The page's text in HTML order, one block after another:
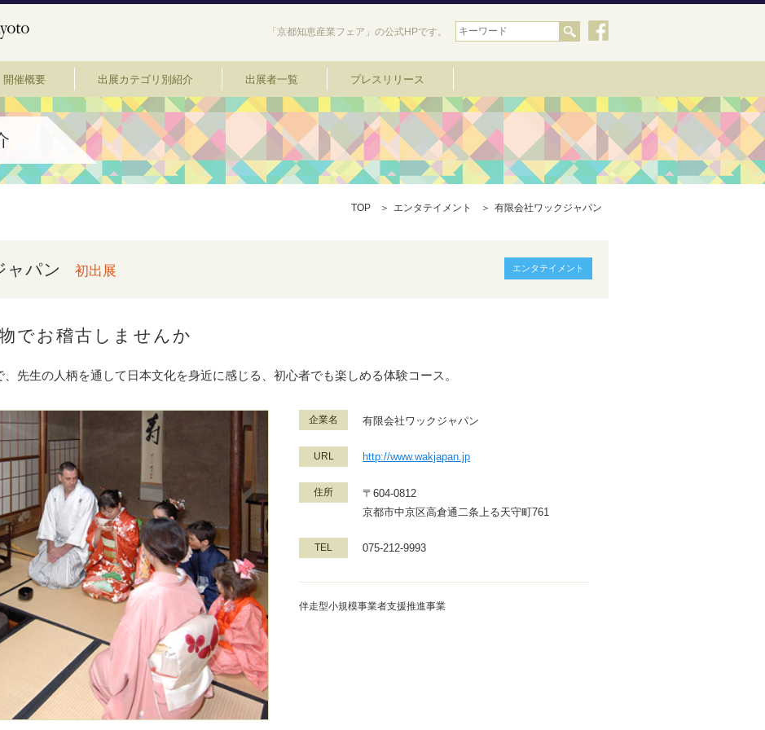
「京都知恵産業フェア」の公式HPです。
開催概要 出展カテゴリ別紹介 出展者一覧 プレスリリース
TOP エンタテイメント 有限会社ワックジャパン
ャパン 初出展 エンタテイメント
でお稽古しませんか
先生の人柄を通して日本文化を身近に感じる、初心者でも楽しめる体験コース。
企業名 有限会社ワックジャパン
URL http://www.wakjapan.jp
住所
〒604-0812
京都市中京区高倉通二条上る天守町761
TEL 075-212-9993
伴走型小規模事業者支援推進事業